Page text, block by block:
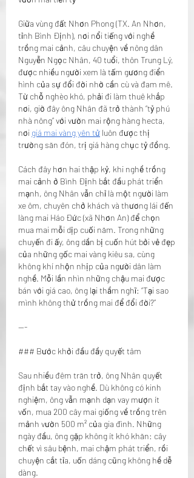
Giữa vùng đất Nhơn Phong (TX. An Nhơn,
tỉnh Bình Định), nơi nổi tiếng với nghề
trồng mai cảnh, câu chuyện về nông dân
Nguyễn Ngọc Nhân, 40 tuổi, thôn Trung Lý,
được nhiều người xem là tấm gương điển
hình của sự đổi đời nhờ cần cù và đam mê.
Từ chỗ nghèo khó, phải đi làm thuê khắp
nơi, giờ đây ông Nhân đã trở thành “tỷ phú
nhà nông” với vườn mai rộng hàng hecta,
nơi giá mai vàng yên tử luôn được thị
trường săn đón, trị giá hàng chục tỷ đồng.
Cách đây hơn hai thập kỷ, khi nghề trồng
mai cảnh ở Bình Định bắt đầu phát triển
mạnh, ông Nhân vẫn chỉ là một người làm
xe ôm, chuyên chở khách và thương lái đến
làng mai Háo Đức (xã Nhơn An) để chọn
mua mai mỗi dịp cuối năm. Trong những
chuyến đi ấy, ông dần bị cuốn hút bởi vẻ đẹp
của những gốc mai vàng kiêu sa, cùng
không khí nhộn nhịp của người dân làm
nghề. Mỗi lần nhìn những chậu mai được
bán với giá cao, ông lại thầm nghĩ: “Tại sao
mình không thử trồng mai để đổi đời?”
---
### Bước khởi đầu đầy quyết tâm
Sau nhiều đêm trăn trở, ông Nhân quyết
định bắt tay vào nghề. Dù không có kinh
nghiệm, ông vẫn mạnh dạn vay mượn ít
vốn, mua 200 cây mai giống về trồng trên
mảnh vườn 500 m² của gia đình. Những
ngày đầu, ông gặp không ít khó khăn: cây
chết vì sâu bệnh, mai chậm phát triển, rồi
chuyện cắt tỉa, uốn dáng cũng không hề dễ
dàng.